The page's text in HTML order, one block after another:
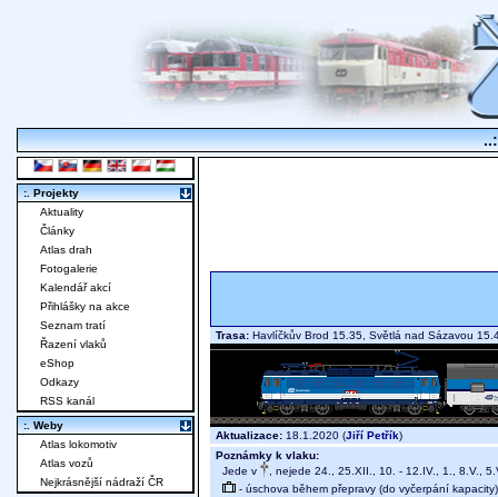
Trasa: Havlíčkův Brod 15.35, Světlá nad Sázavou
Aktualizace: 18.1.2020 (Jiří Petřík)
Poznámky k vlaku:
Jede v
, nejede 24., 25.XII., 10. - 12.IV., 1., 8.V.,
- úschova během přepravy (do vyčerpání kapacity)
:. Projekty
Aktuality
Články
Atlas drah
Fotogalerie
Kalendář akcí
Přihlášky na akce
Seznam tratí
Řazení vlaků
eShop
Odkazy
RSS kanál
:. Weby
Atlas lokomotiv
Atlas vozů
Nejkrásnější nádraží ČR